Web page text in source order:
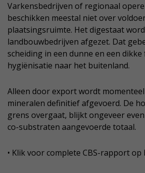
Varkensbedrijven of regionaal
beschikken meestal niet over
plaatsingsruimte. Het digestaat
landbouwbedrijven afgezet. Dat
scheiding in een dunne en een
hygiënisatie naar het buitenland.
Alleen door export wordt momenteel
mineralen definitief afgevoerd. De
grens overgaat, blijkt ongeveer
co-substraten aangevoerde totaal.
• Klik voor complete CBS-rapport